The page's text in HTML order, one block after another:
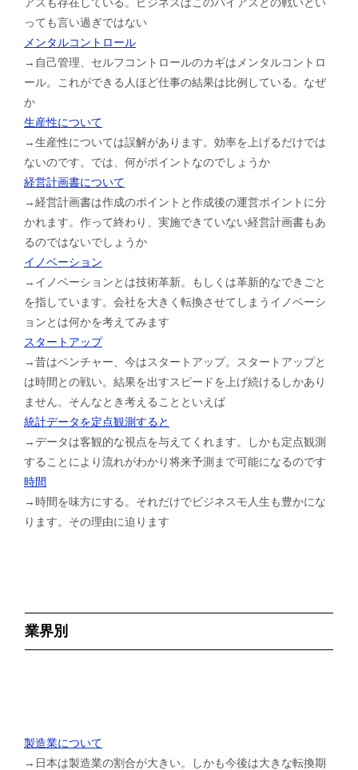
っても言い過ぎではない
メンタルコントロール
→自己管理、セルフコントロールのカギはメンタルコントロ
ール。これができる人ほど仕事の結果は比例している。なぜ
か
生産性について
→生産性については誤解があります。効率を上げるだけでは
ないのです。では、何がポイントなのでしょうか
経営計画書について
→経営計画書は作成のポイントと作成後の運営ポイントに分
かれます。作って終わり、実施できていない経営計画書もあ
るのではないでしょうか
イノベーション
→イノベーションとは技術革新。もしくは革新的なできごと
を指しています。会社を大きく転換させてしまうイノベーシ
ョンとは何かを考えてみます
スタートアップ
→昔はベンチャー、今はスタートアップ。スタートアップと
は時間との戦い。結果を出すスピードを上げ続けるしかあり
ません。そんなとき考えることといえば
統計データを定点観測すると
→データは客観的な視点を与えてくれます。しかも定点観測
することにより流れがわかり将来予測まで可能になるのです
時間
→時間を味方にする。それだけでビジネスモ人生も豊かにな
ります。その理由に迫ります
業界別
製造業について
→日本は製造業の割合が大きい。しかも今後は大きな転換期